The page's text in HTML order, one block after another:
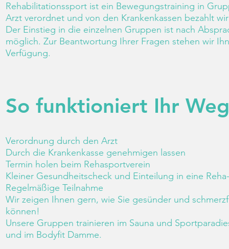
Rehabilitationssport ist ein Bewegungstraining in
Arzt verordnet und von den Krankenkassen bezahlt
Der Einstieg in die einzelnen Gruppen ist nach
möglich. Zur Beantwortung Ihrer Fragen stehen wir
Verfügung.
So funktioniert Ihr
Verordnung durch den Arzt
Durch die Krankenkasse genehmigen lassen
Termin holen beim Rehasportverein
Kleiner Gesundheitscheck und Einteilung in eine
Regelmäßige Teilnahme
Wir zeigen Ihnen gern, wie Sie gesünder und
können!
Unsere Gruppen trainieren im Sauna und
und im Bodyfit Damme.